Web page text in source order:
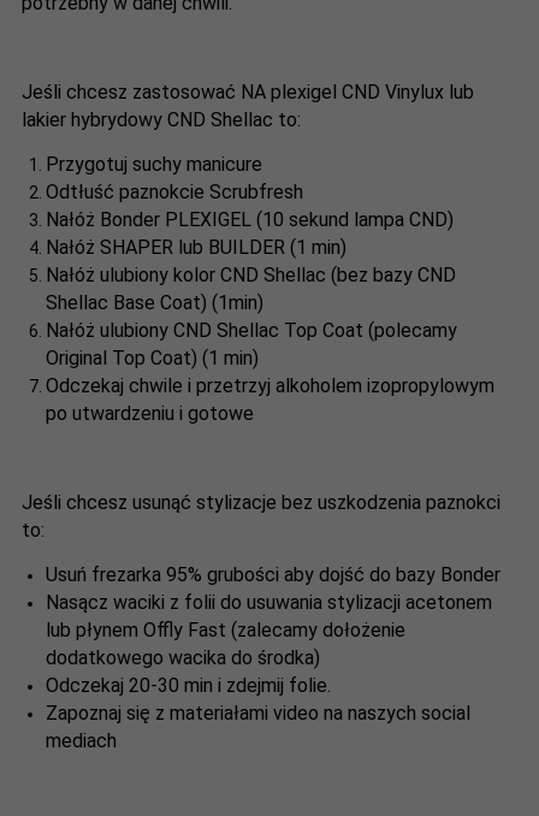
Jeśli chcesz zastosować NA plexigel CND Vinylux lub
lakier hybrydowy CND Shellac to:
Przygotuj suchy manicure
Odtłuść paznokcie Scrubfresh
Nałóż Bonder PLEXIGEL (10 sekund lampa CND)
Nałóż SHAPER lub BUILDER (1 min)
Nałóż ulubiony kolor CND Shellac (bez bazy CND
Shellac Base Coat) (1min)
Nałóż ulubiony CND Shellac Top Coat (polecamy
Original Top Coat) (1 min)
Odczekaj chwile i przetrzyj alkoholem izopropylowym
po utwardzeniu i gotowe
Jeśli chcesz usunąć stylizacje bez uszkodzenia paznokci
to:
Usuń frezarka 95% grubości aby dojść do bazy Bonder
Nasącz waciki z folii do usuwania stylizacji acetonem
lub płynem Offly Fast (zalecamy dołożenie
dodatkowego wacika do środka)
Odczekaj 20-30 min i zdejmij folie.
Zapoznaj się z materiałami video na naszych social
mediach